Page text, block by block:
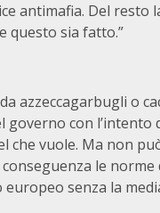
antimafia. Del
questo sia fatto.”
azzeccagarbugli o
con
vuole. Ma non
le
senza la